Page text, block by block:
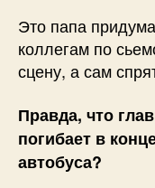
Это папа
коллегам по
сцену, а сам
Правда, что
погибает в
автобуса?